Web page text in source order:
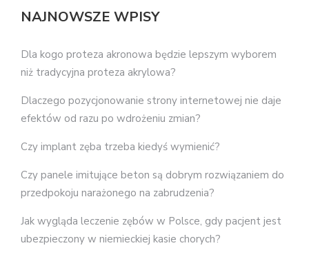
NAJNOWSZE WPISY
Dla kogo proteza akronowa będzie lepszym wyborem
niż tradycyjna proteza akrylowa?
Dlaczego pozycjonowanie strony internetowej nie daje
efektów od razu po wdrożeniu zmian?
Czy implant zęba trzeba kiedyś wymienić?
Czy panele imitujące beton są dobrym rozwiązaniem do
przedpokoju narażonego na zabrudzenia?
Jak wygląda leczenie zębów w Polsce, gdy pacjent jest
ubezpieczony w niemieckiej kasie chorych?